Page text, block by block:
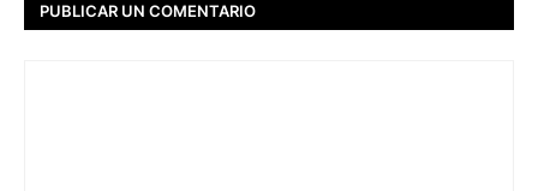
PUBLICAR UN COMENTARIO